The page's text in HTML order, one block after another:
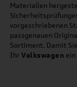
Materialien
vorgeschriebenen
passgenauen
Sortiment. Damit
Ihr Volkswagen ein